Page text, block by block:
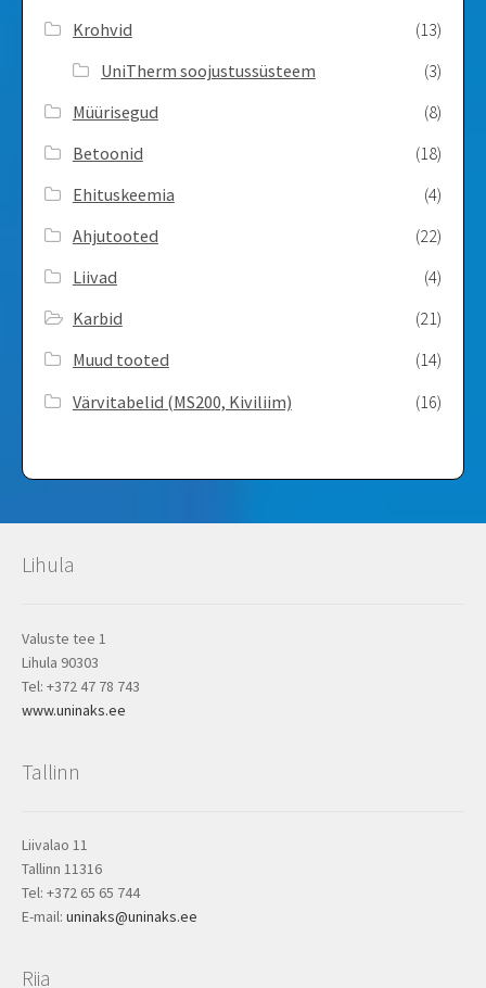
Krohvid
(13)
UniTherm soojustussüsteem
(3)
Müürisegud
(8)
Betoonid
(18)
Ehituskeemia
(4)
Ahjutooted
(22)
Liivad
(4)
Karbid
(21)
Muud tooted
(14)
Värvitabelid ­(MS200, Kiviliim)
(16)
Lihula
Valuste tee 1
Lihula 90303
Tel: +372 47 78 743
www.uninaks.ee
Tallinn
Liivalao 11
Tallinn 11316
Tel: +372 65 65 744
E-mail: uninaks@uninaks.ee
Riia